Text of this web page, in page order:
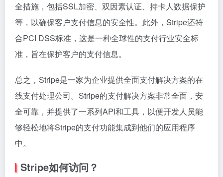
全措施，包括SSL加密、双因素认证、持卡人数据保护
等，以确保客户支付信息的安全性。此外，Stripe还符
合PCI DSS标准，这是一种全球性的支付行业安全标
准，旨在保护客户的支付信息。
总之，Stripe是一家为企业提供全面支付解决方案的在
线支付处理公司。Stripe的支付解决方案非常全面，安
全可靠，并提供了一系列API和工具，以便开发人员能
够轻松地将Stripe的支付功能集成到他们的应用程序
中。
Stripe如何访问？